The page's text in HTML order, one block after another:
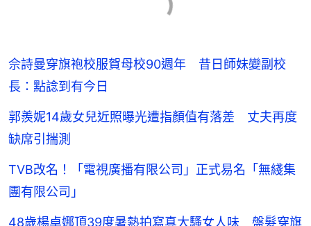
佘詩曼穿旗袍校服賀母校90週年 昔日師妹變副校
長：點諗到有今日
郭羨妮14歲女兒近照曝光遭指顏值有落差 丈夫再度
缺席引揣測
TVB改名！「電視廣播有限公司」正式易名「無綫集
團有限公司」
48歲楊卓娜頂39度暑熱拍寫真大騷女人味 盤髮穿旗